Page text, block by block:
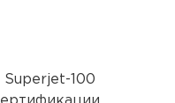
100